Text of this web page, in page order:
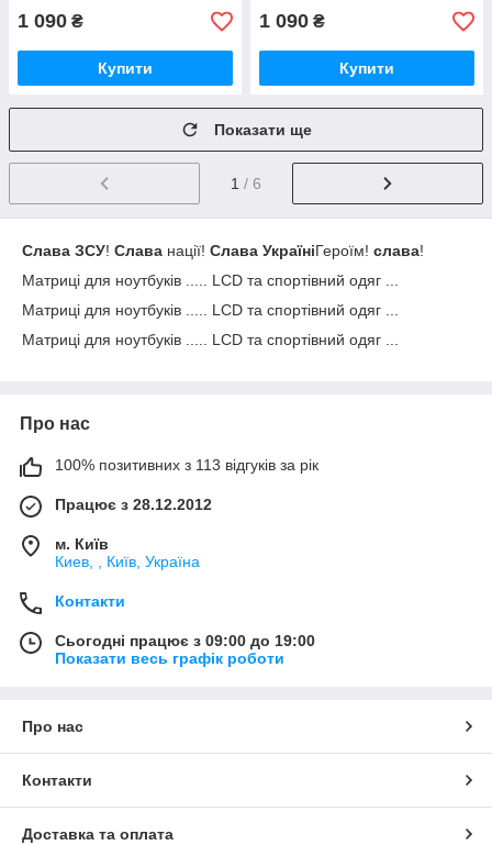
1 090 ₴
Купити
1 090 ₴
Купити
Показати ще
1 / 6
Слава ЗСУ! Слава нації! Слава УкраїніГероїм! слава!
Матриці для ноутбуків ..... LCD та спортівний одяг ...
Матриці для ноутбуків ..... LCD та спортівний одяг ...
Матриці для ноутбуків ..... LCD та спортівний одяг ...
Про нас
100% позитивних з 113 відгуків за рік
Працює з 28.12.2012
м. Київ
Киев, , Київ, Україна
Контакти
Сьогодні працює з 09:00 до 19:00
Показати весь графік роботи
Про нас
Контакти
Доставка та оплата